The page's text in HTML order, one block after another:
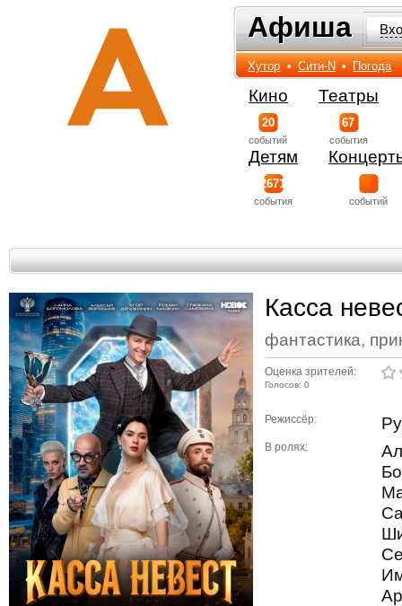
Афиша
Афиша
Хутор • Сити-N • Погода
Кино
20
событий
Театры
67
события
Детям
2671
события событий
Касса
фантастика,
Оценка зрителей:
Голосов: 0
Режиссёр:
В ролях: